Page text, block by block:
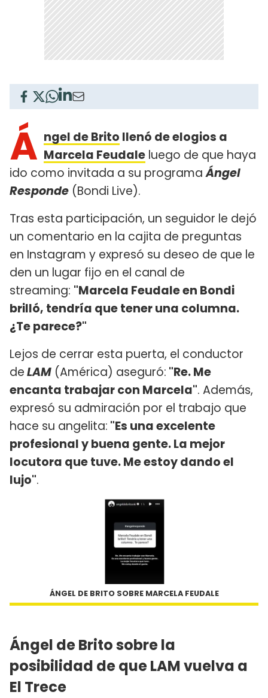
Á ngel de Brito llenó de elogios a
Marcela Feudale luego de que haya
ido como invitada a su programaÁngel
Responde (Bondi Live).
Tras esta participación, un seguidor le dejó
un comentario en la cajita de preguntas
en Instagram y expresó su deseo de que le
den un lugar fijo en el canal de
streaming: "Marcela Feudale en Bondi
brilló, tendría que tener una columna.
¿Te parece?"
Lejos de cerrar esta puerta, el conductor
deLAM (América) aseguró: "Re. Me
encanta trabajar con Marcela". Además,
expresó su admiración por el trabajo que
hace su angelita: "Es una excelente
profesional y buena gente. La mejor
locutora que tuve. Me estoy dando el
lujo".
ÁNGEL DE BRITO SOBRE MARCELA FEUDALE
Ángel de Brito sobre la
posibilidad de que LAM vuelva a
El Trece